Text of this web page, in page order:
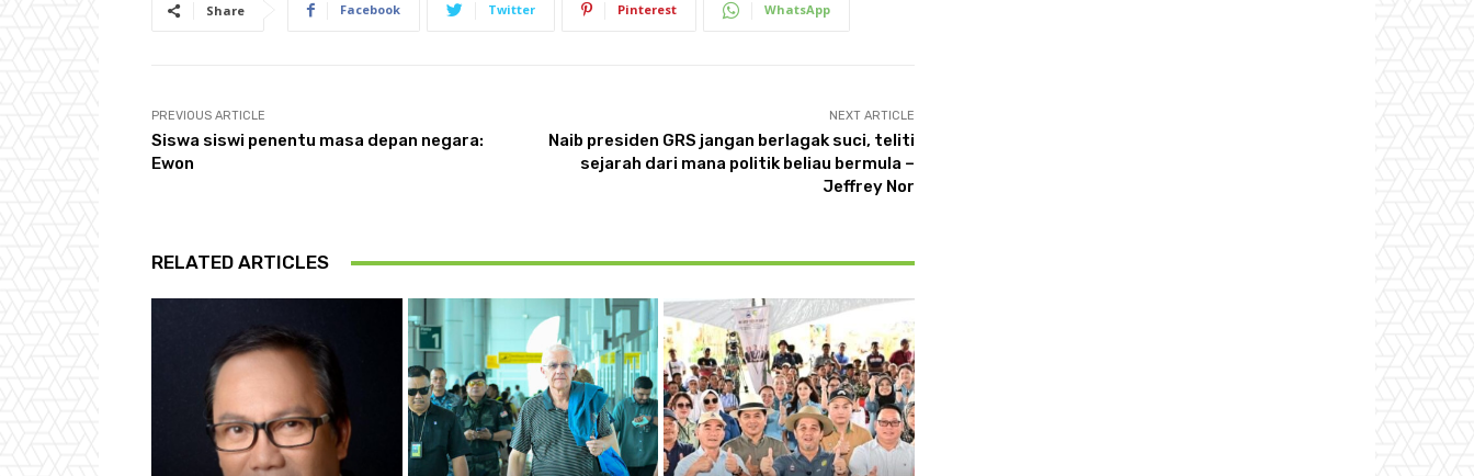
Share Facebook Twitter Pinterest WhatsApp
PREVIOUS ARTICLE
Siswa siswi penentu masa depan negara:
Ewon
NEXT ARTICLE
Naib presiden GRS jangan berlagak suci, teliti
sejarah dari mana politik beliau bermula –
Jeffrey Nor
RELATED ARTICLES